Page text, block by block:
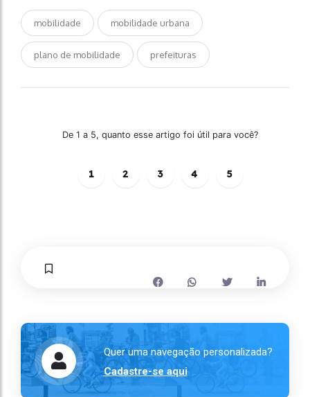
mobilidade mobilidade urbana
plano de mobilidade prefeituras
De 1 a 5, quanto esse artigo foi útil para você?
1 2 3 4 5
Quer uma navegação personalizada?
Cadastre-se aqui